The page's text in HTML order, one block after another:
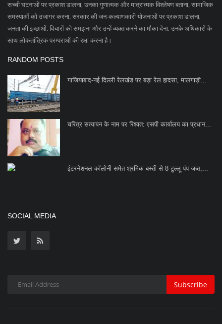
सच्ची घटनाओं पर प्रकाश डालना, उनका गुणात्मक और मात्रात्मक विश्लेषण बताना, सामाजिक
समस्याओं को उजागर करना, सरकार की जन-कल्याणकारी योजनाओं पर प्रकाश डालना,
जनता की इच्छाओं, विचारों को समझना और उन्हें व्यक्त करने का मौका देना, उनके अधिकारों के
साथ लोकतांत्रिक परम्पराओं की रक्षा करना है।
RANDOM POSTS
गाजियाबाद-नई दिल्ली रेलखंड पर बड़ा रेल हादसा, मालगाड़ी...
चरित्र सत्यापन के नाम पर रिश्वत: एसपी कार्यालय का प्रधान...
इंटरनेशनल कॉलोनी समेत श्रमिक बस्ती से 8 टुल्लू पंप जब्त,...
SOCIAL MEDIA
Subscribe